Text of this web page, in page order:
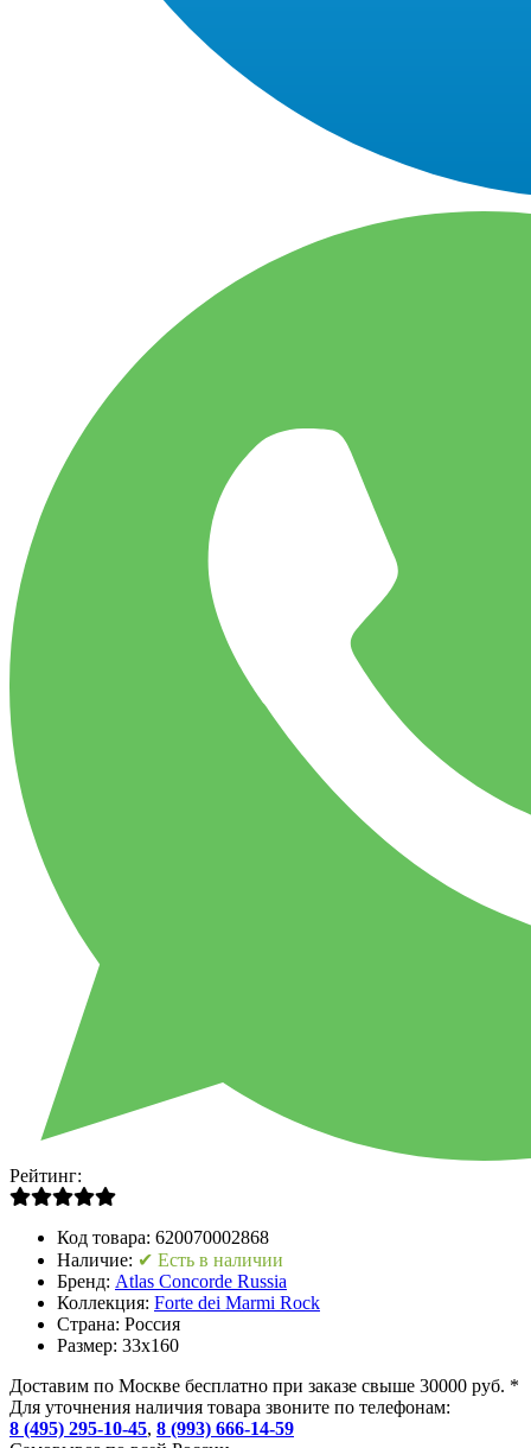
Рейтинг:
Код товара: 620070002868
Наличие: ✔ Есть в наличии
Бренд: Atlas Concorde Russia
Коллекция: Forte dei Marmi Rock
Страна: Россия
Размер: 33x160
Доставим по Москве бесплатно при заказе свыше 30000 руб. *
Для уточнения наличия товара звоните по телефонам:
8 (495) 295-10-45, 8 (993) 666-14-59